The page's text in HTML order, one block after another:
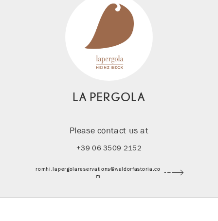
LA PERGOLA
Please contact us at
+39 06 3509 2152
romhi.lapergolareservations@waldorfastoria.co
m